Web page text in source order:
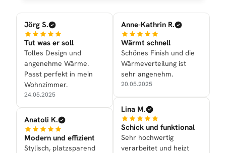
Jörg S.
Tut was er soll
Tolles Design und
angenehme Wärme.
Passt perfekt in mein
Wohnzimmer.
24.05.2025
Anatoli K.
Modern und effizient
Stylisch, platzsparend
Anne-Kathrin R.
Wärmt schnell
Schönes Finish und die
Wärmeverteilung ist
sehr angenehm.
20.05.2025
Lina M.
Schick und funktional
Sehr hochwertig
verarbeitet und heizt